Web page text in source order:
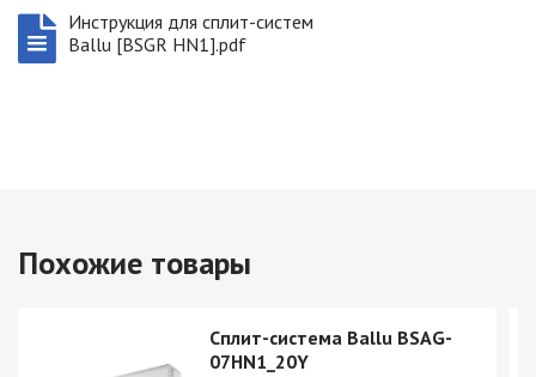
Инструкция для сплит-систем
Ballu [BSGR HN1].pdf
Похожие товары
Сплит-система Ballu BSAG-
07HN1_20Y